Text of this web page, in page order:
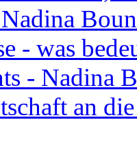
Boun
- was
- Nadina
an